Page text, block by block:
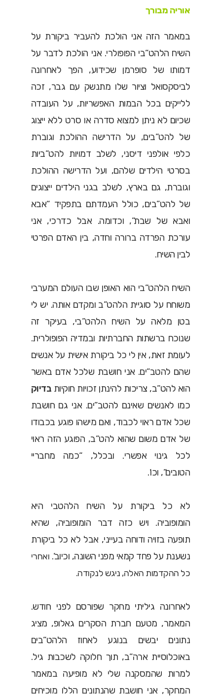
אוריה מבורך
במאמר הזה אני הולכת להעביר ביקורת על
השיח הלהט”בי הפופולרי. אני הולכת לדבר על
דמותו של סופרמן שכידוע, הפך לאחרונה
לביסקסואל וציור שלו מתנשק עם גבר, זכה
ללייקים בכל הבמות האפשריות, על העובדה
שכיום לא ניתן למצוא סדרה או סרט ללא ייצוג
של להט”בים, על הדרישה ההולכת וגוברת
כלפי אולפני דיסני, לשלב דמויות להט”ביות
בסרטי הילדים שלהם, ועל הדרישה ההולכת
וגוברת, גם בארץ, לשלב בגני הילדים ייצוגים
של להט”בים, כולל העמדתם בתפקיד “אבא
ואבא של שבת”, וכדומה. אבל כדרכי, אני
עורכת הפרדה ברורה וחדה, בין האדם הפרטי
לבין השיח.
השיח הלהט”בי הוא האופן שבו העולם המערבי
משוחח על סוגיית הלהט”ב ומקדם אותה. יש לי
בטן מלאה על השיח הלהט”בי, בעיקר זה
שנוכח ברשתות החברתיות ובמדיה הפופולרית.
לעומת זאת, אין לי כל ביקורת אישית על אנשים
שהם להטב”ים. אני חושבת שלכל אדם באשר
הוא להט”ב, צריכות להינתן זכויות חוקיות בדיוק
כמו לאנשים שאינם להטב”ים. אני גם חושבת
שכל אדם ראוי לכבוד, ואם מישהו פוגע בכבודו
של אדם משום שהוא להט”ב, הפוגע הזה ראוי
לכל גינוי אפשרי. ובכלל, “כמה מחבריי
הטובים”, וכו’.
לא כל ביקורת על השיח הלהטבי היא
הומופוביה. ויש כזה דבר הומופוביה, שהיא
תופעה בזויה ודוחה בעייני, אבל לא כל ביקורת
נשענת על פחד קמאי מפני השונה, וכיוב’. ואחרי
כל ההקדמות האלה, ניגש לנקודה.
לאחרונה גיליתי מחקר שפורסם לפני חודש.
המאמר, מטעם חברת הסקרים גאלופ, מציג
נתונים יבשים בנוגע לאחוז הלהט”בים
באוכלוסיית ארה”ב, תוך חלוקה לשכבות גיל.
למרות שהמסקנה שלי לא מופיעה במאמר
המחקר, אני חושבת שהנתונים הללו מוכיחים